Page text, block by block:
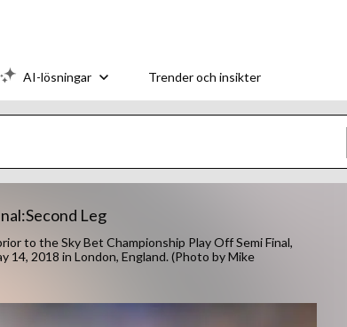
AI-lösningar Trender och insikter
Leg
to the Sky Bet Championship Play Off Semi Final,
14, 2018 in London, England. (Photo by Mike